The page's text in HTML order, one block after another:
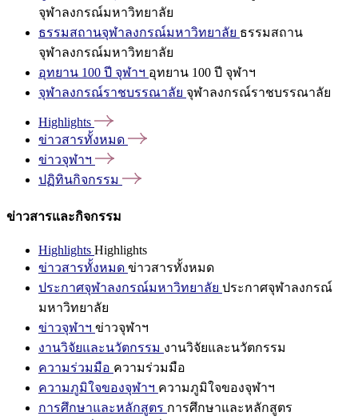
จุฬาลงกรณ์มหาวิทยาลัย
ธรรมสถานจุฬาลงกรณ์มหาวิทยาลัย ธรรมสถาน
จุฬาลงกรณ์มหาวิทยาลัย
อุทยาน 100 ปี จุฬาฯ อุทยาน 100 ปี จุฬาฯ
จุฬาลงกรณ์ราชบรรณาลัย จุฬาลงกรณ์ราชบรรณาลัย
Highlights
ข่าวสารทั้งหมด
ข่าวจุฬาฯ
ปฏิทินกิจกรรม
ข่าวสารและกิจกรรม
Highlights Highlights
ข่าวสารทั้งหมด ข่าวสารทั้งหมด
ประกาศจุฬาลงกรณ์มหาวิทยาลัย ประกาศจุฬาลงกรณ์
มหาวิทยาลัย
ข่าวจุฬาฯ ข่าวจุฬาฯ
งานวิจัยและนวัตกรรม งานวิจัยและนวัตกรรม
ความร่วมมือ ความร่วมมือ
ความภูมิใจของจุฬาฯ ความภูมิใจของจุฬาฯ
การศึกษาและหลักสูตร การศึกษาและหลักสูตร